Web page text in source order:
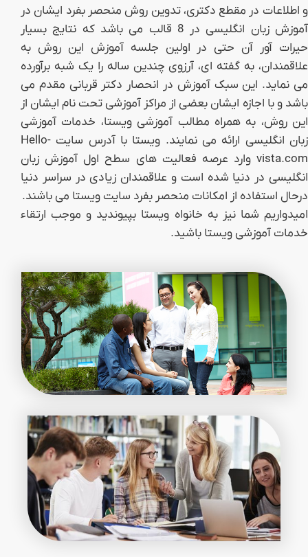
و اطلاعات در مقطع دکتری، تدوین روش منحصر بفرد ایشان در
آموزش زبان انگلیسی در 8 قالب می باشد که نتایج بسیار
حیرات آور آن حتی در اولین جلسه آموزش این روش به
علاقمندان، به گفته ای، آرزوی چندین ساله را یک شبه برآورده
می نماید. این سبک آموزش در انحصار دکتر قربانی مقدم می
باشد و با اجازه ایشان بعضی از مراکز آموزشی تحت نام ایشان از
این روش، به همراه مطالب آموزشی ویستا، خدمات آموزشی
زبان انگلیسی ارائه می نمایند. ویستا با آدرس سایت Hello-
vista.com وارد عرصه فعالیت های سطح اول آموزش زبان
انگلیسی در دنیا شده است و علاقمندان زیادی در سراسر دنیا
درحال استفاده از امکانات منحصر بفرد سایت ویستا می باشند.
امیدواریم شما نیز به خانواه ویستا بپیوندید و موجب ارتقاء
خدمات آموزشی ویستا باشید.